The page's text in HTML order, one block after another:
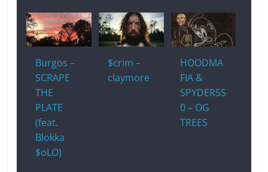
Burgos –
SCRAPE
THE
PLATE
(feat.
Blokka
$oLO)
$crim –
claymore
HOODMA
FIA &
SPYDER55
0 – OG
TREES